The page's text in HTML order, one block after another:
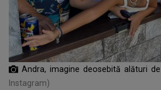
Andra, imagine deosebită alături
Instagram)